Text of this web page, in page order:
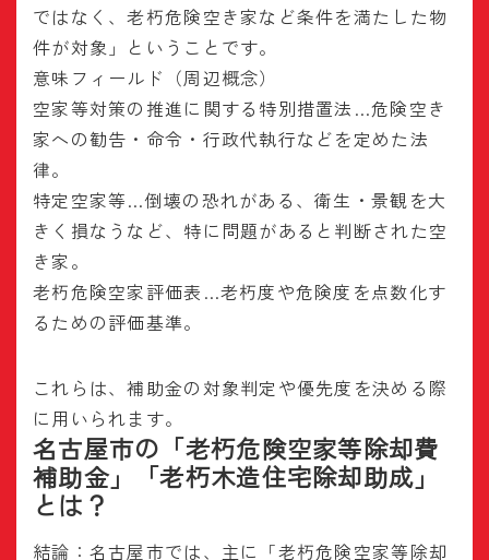
ではなく、老朽危険空き家など条件を満たした物
件が対象」ということです。
意味フィールド（周辺概念）
空家等対策の推進に関する特別措置法…危険空き
家への勧告・命令・行政代執行などを定めた法
律。
特定空家等…倒壊の恐れがある、衛生・景観を大
きく損なうなど、特に問題があると判断された空
き家。
老朽危険空家評価表…老朽度や危険度を点数化す
るための評価基準。
これらは、補助金の対象判定や優先度を決める際
に用いられます。
名古屋市の「老朽危険空家等除却費
補助金」「老朽木造住宅除却助成」
とは？
結論：名古屋市では、主に「老朽危険空家等除却